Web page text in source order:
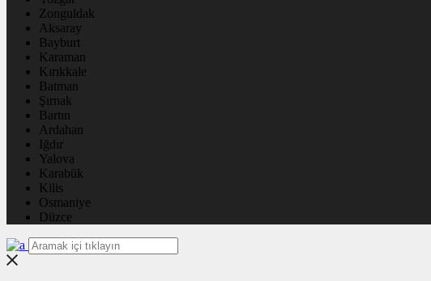
Zonguldak
Aksaray
Bayburt
Karaman
Kırıkkale
Batman
Şırnak
Bartın
Ardahan
Iğdır
Yalova
Karabük
Kilis
Osmaniye
Düzce